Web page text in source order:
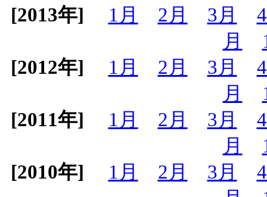
[2013年]
1月 2月 3月
月
[2012年]
1月 2月 3月
月
[2011年]
1月 2月 3月
月
[2010年]
1月 2月 3月